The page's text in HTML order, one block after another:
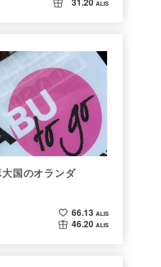
ALIS
国のオランダ
66.13 ALIS
46.20 ALIS